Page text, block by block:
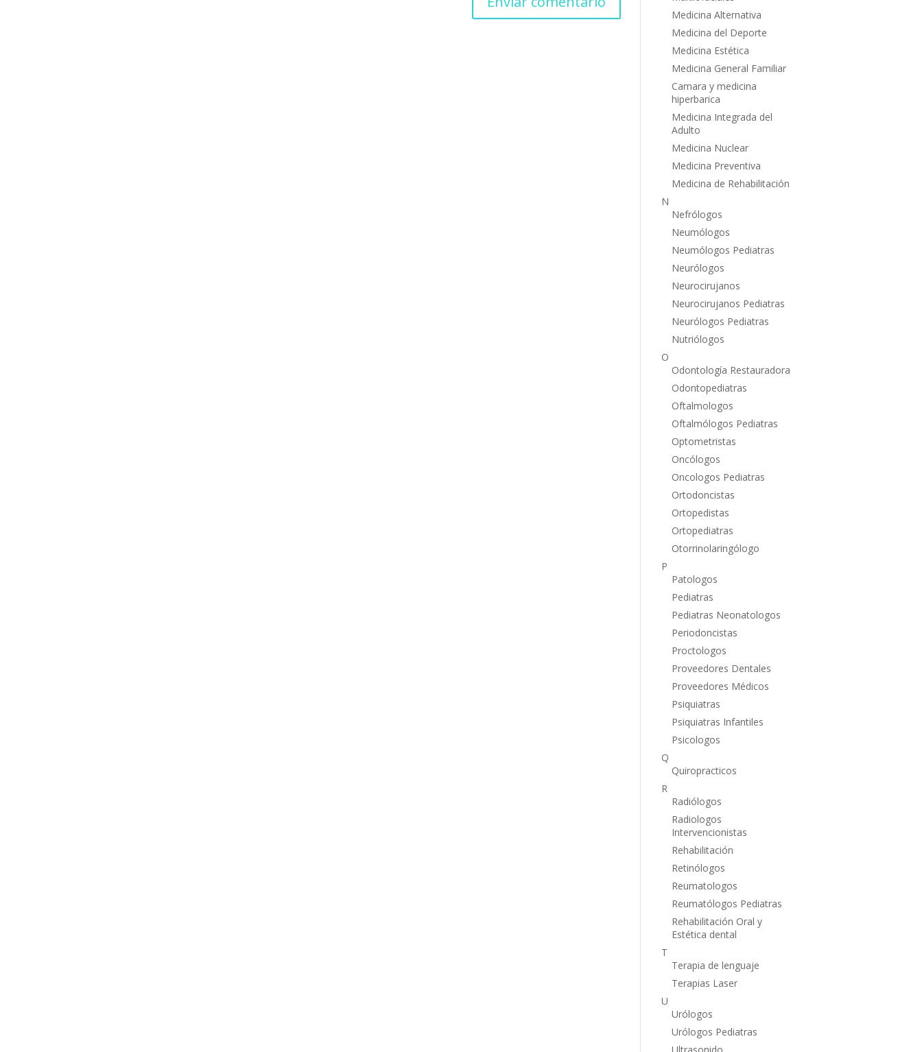
Medicina Alternativa
Medicina del Deporte
Medicina Estética
Medicina General Familiar
Camara y medicina
hiperbarica
Medicina Integrada del
Adulto
Medicina Nuclear
Medicina Preventiva
Medicina de Rehabilitación
N
Nefrólogos
Neumólogos
Neumólogos Pediatras
Neurólogos
Neurocirujanos
Neurocirujanos Pediatras
Neurólogos Pediatras
Nutriólogos
O
Odontología Restauradora
Odontopediatras
Oftalmologos
Oftalmólogos Pediatras
Optometristas
Oncólogos
Oncologos Pediatras
Ortodoncistas
Ortopedistas
Ortopediatras
Otorrinolaringólogo
P
Patologos
Pediatras
Pediatras Neonatologos
Periodoncistas
Proctologos
Proveedores Dentales
Proveedores Médicos
Psiquiatras
Psiquiatras Infantiles
Psicologos
Q
Quiropracticos
R
Radiólogos
Radiologos
Intervencionistas
Rehabilitación
Retinólogos
Reumatologos
Reumatólogos Pediatras
Rehabilitación Oral y
Estética dental
T
Terapia de lenguaje
Terapias Laser
U
Urólogos
Urólogos Pediatras
Ultrasonido